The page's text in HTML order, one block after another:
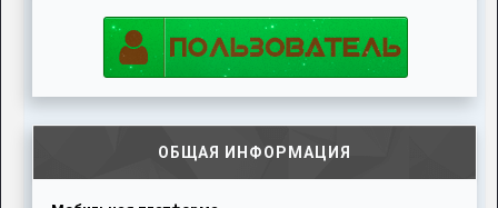
ОБЩАЯ ИНФОРМАЦИЯ